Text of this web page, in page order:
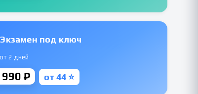
Экзамен под ключ
2 дней
990 ₽ от 44 ⭐